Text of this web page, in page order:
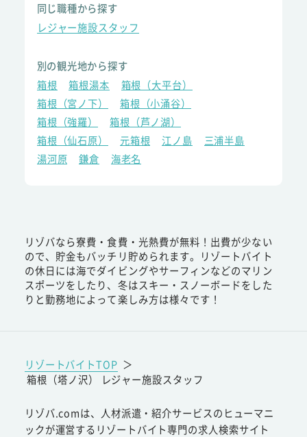
同じ職種から探す
レジャー施設スタッフ
別の観光地から探す
箱根
箱根湯本
箱根（大平台）
箱根（宮ノ下）
箱根（小涌谷）
箱根（強羅）
箱根（芦ノ湖）
箱根（仙石原）
元箱根 江ノ島
三浦半島
湯河原
鎌倉 海老名
リゾバなら寮費・食費・光熱費が無料！出費が少ない
ので、貯金もバッチリ貯められます。リゾートバイト
の休日には海でダイビングやサーフィンなどのマリン
スポーツをしたり、冬はスキー・スノーボードをした
りと勤務地によって楽しみ方は様々です！
リゾートバイトTOP ＞
箱根（塔ノ沢） レジャー施設スタッフ
リゾバ.comは、人材派遣・紹介サービスのヒューマニ
ックが運営するリゾートバイト専門の求人検索サイト